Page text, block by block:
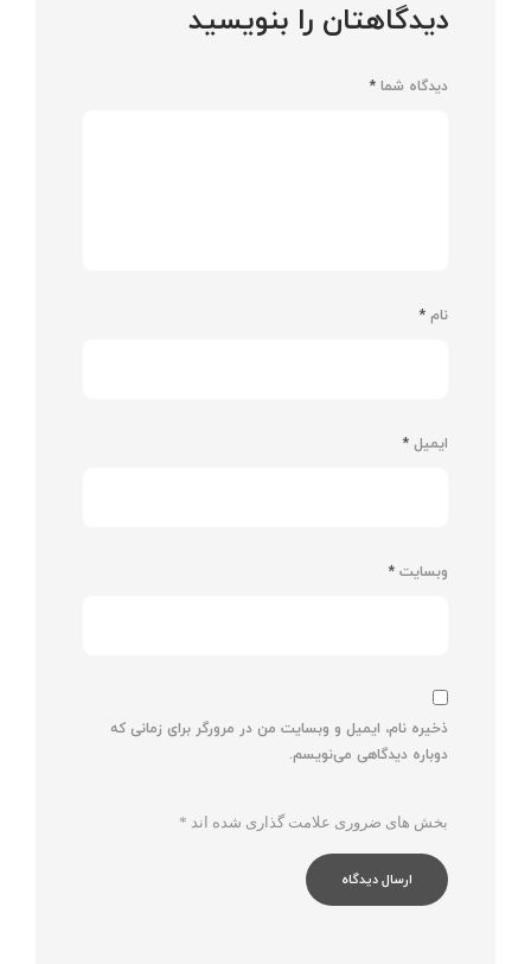
دیدگاهتان را بنویسید
دیدگاه شما *
نام *
ایمیل *
وبسایت *
ذخیره نام، ایمیل و وبسایت من در مرورگر برای زمانی که
دوباره دیدگاهی می‌نویسم.
بخش های ضروری علامت گذاری شده اند *